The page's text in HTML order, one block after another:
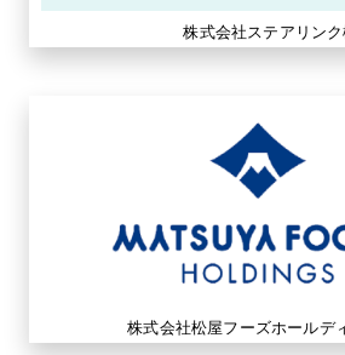
株式会社ステアリンク
株式会社松屋フーズホールデ